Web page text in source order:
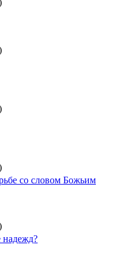
со словом Божьим
надежд?